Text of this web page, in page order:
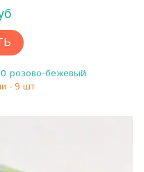
розово-бежевый
- 9 шт